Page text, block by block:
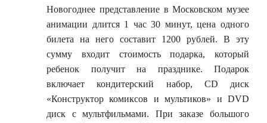
Новогоднее представление в Московском музее
анимации длится 1 час 30 минут, цена одного
билета на него составит 1200 рублей. В эту
сумму входит стоимость подарка, который
ребенок получит на празднике. Подарок
включает кондитерский набор, CD диск
«Конструктор комиксов и мультиков» и DVD
диск с мультфильмами. При заказе большого